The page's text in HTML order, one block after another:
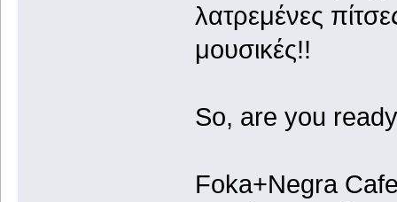
λατρεμένες
μουσικές!!
So, are you
Foka+Negra